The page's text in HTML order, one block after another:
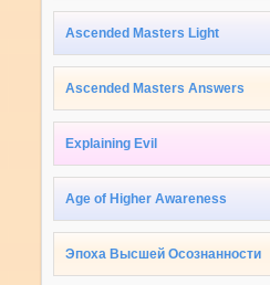
Ascended Masters Light
Ascended Masters Answers
Explaining Evil
Age of Higher Awareness
Эпоха Высшей Осознанности